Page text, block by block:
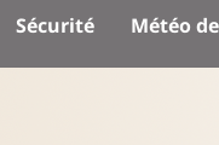
Sécurité Météo